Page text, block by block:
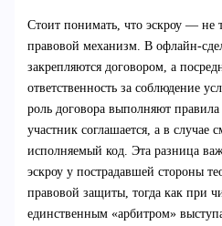
Стоит понимать, что эскроу — не
правовой механизм. В офлайн-
закрепляются договором, а
ответственность за соблюдение
роль договора выполняют
участник соглашается, а в случае
исполняемый код. Эта разница
эскроу у пострадавшей стороны
правовой защиты, тогда как при
единственным «арбитром»